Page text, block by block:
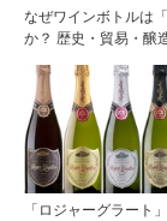
なぜワインボトルは
か？ 歴史・貿易・醸
「ロジャーグラート